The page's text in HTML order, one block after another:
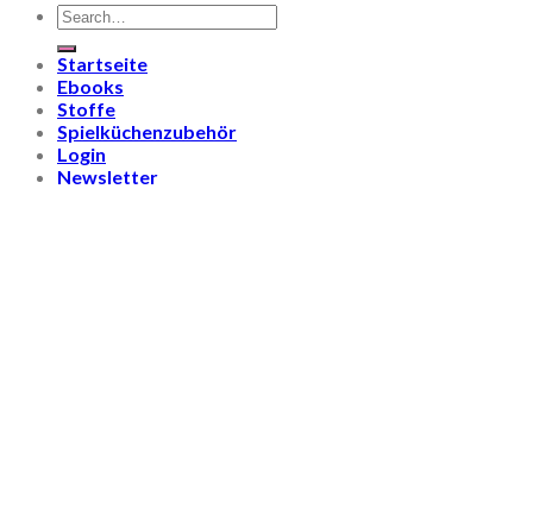
Search
for:
Startseite
Ebooks
Stoffe
Spielküchenzubehör
Login
Newsletter